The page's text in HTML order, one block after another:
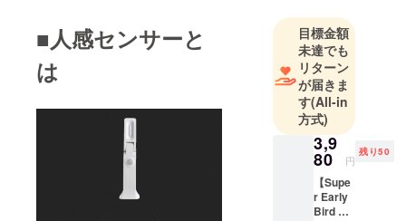
■人感センサーと
は
化にできる
ため、クラ
ウドファン
ディングで
資金調達を
行います。
「やるなら
一番いい商
品を提供す
る」という
目標金額
未達でも
リターン
が届きま
す(All-in
方式)
3,9
80 円
残り50
【Supe
r Early
Bird 約